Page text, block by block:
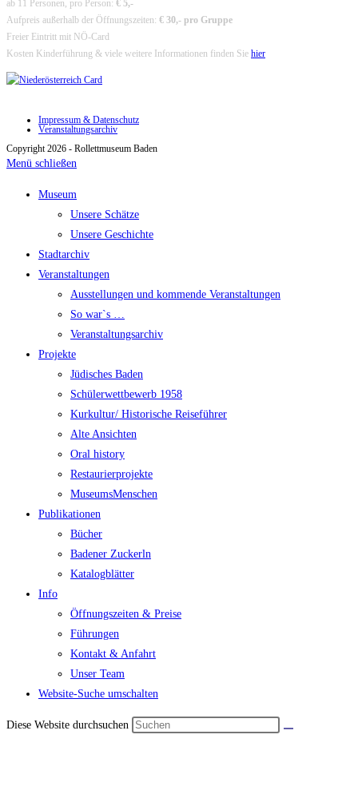
ab 11 Personen, pro Person: € 5,-
Aufpreis außerhalb der Öffnungszeiten: € 30,- pro Gruppe
Freier Eintritt mit NÖ-Card
Kosten Kinderführung & viele weitere Informationen finden Sie hier
Impressum & Datenschutz
Veranstaltungsarchiv
Copyright 2026 - Rollettmuseum Baden
Menü schließen
Museum
Unsere Schätze
Unsere Geschichte
Stadtarchiv
Veranstaltungen
Ausstellungen und kommende Veranstaltungen
So war`s …
Veranstaltungsarchiv
Projekte
Jüdisches Baden
Schülerwettbewerb 1958
Kurkultur/ Historische Reiseführer
Alte Ansichten
Oral history
Restaurierprojekte
MuseumsMenschen
Publikationen
Bücher
Badener Zuckerln
Katalogblätter
Info
Öffnungszeiten & Preise
Führungen
Kontakt & Anfahrt
Unser Team
Website-Suche umschalten
Diese Website durchsuchen